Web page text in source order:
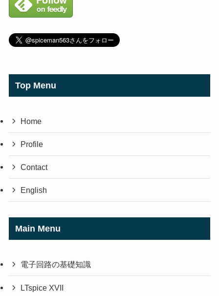
Top Menu
Home
Profile
Contact
English
Main Menu
電子回路の基礎知識
LTspice XVII